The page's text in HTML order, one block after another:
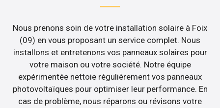
Nous prenons soin de votre installation solaire à Foix
(09) en vous proposant un service complet. Nous
installons et entretenons vos panneaux solaires pour
votre maison ou votre société. Notre équipe
expérimentée nettoie régulièrement vos panneaux
photovoltaïques pour optimiser leur performance. En
cas de problème, nous réparons ou révisons votre